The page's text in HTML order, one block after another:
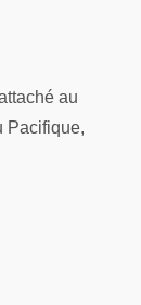
au
Pacifique,